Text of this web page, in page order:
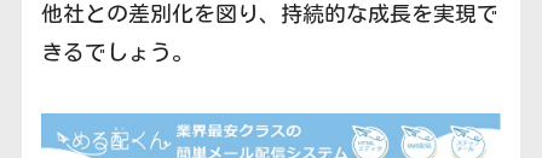
他社との差別化を図り、持続的な成長を実現で
きるでしょう。